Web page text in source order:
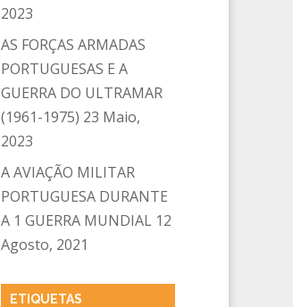
2023
AS FORÇAS ARMADAS
PORTUGUESAS E A
GUERRA DO ULTRAMAR
(1961-1975) 23 Maio,
2023
A AVIAÇÃO MILITAR
PORTUGUESA DURANTE
A 1 GUERRA MUNDIAL 12
Agosto, 2021
ETIQUETAS